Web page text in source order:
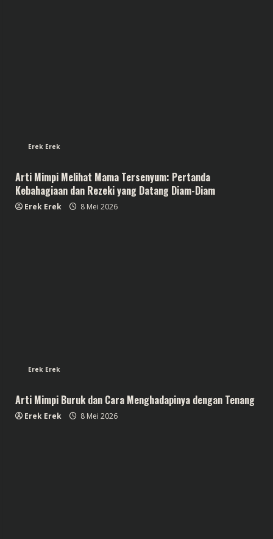
Erek Erek
Arti Mimpi Melihat Mama Tersenyum: Pertanda
Kebahagiaan dan Rezeki yang Datang Diam-Diam
Erek Erek 8 Mei 2026
Erek Erek
Arti Mimpi Buruk dan Cara Menghadapinya dengan Tenang
Erek Erek 8 Mei 2026